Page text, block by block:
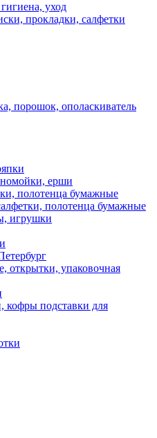
уход
прокладки, салфетки
порошок, ополаскиватель
ерши
полотенца бумажные
полотенца бумажные
игрушки
открытки, упаковочная
кофры подставки для